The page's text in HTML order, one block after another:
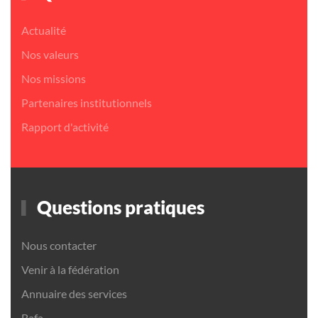
Actualité
Nos valeurs
Nos missions
Partenaires institutionnels
Rapport d'activité
Questions pratiques
Nous contacter
Venir à la fédération
Annuaire des services